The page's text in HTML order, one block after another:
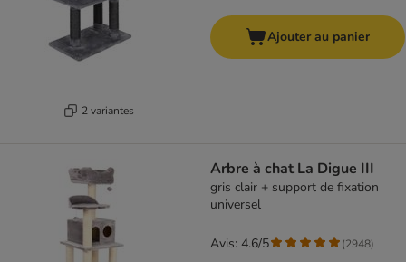
2 variantes
Ajouter au panier
Arbre à chat La Digue III
gris clair + support de fixation
universel
Avis: 4.6/5 (2948)